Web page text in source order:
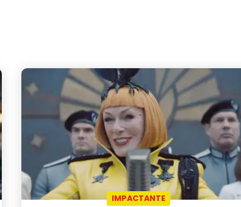
IMPACTANTE